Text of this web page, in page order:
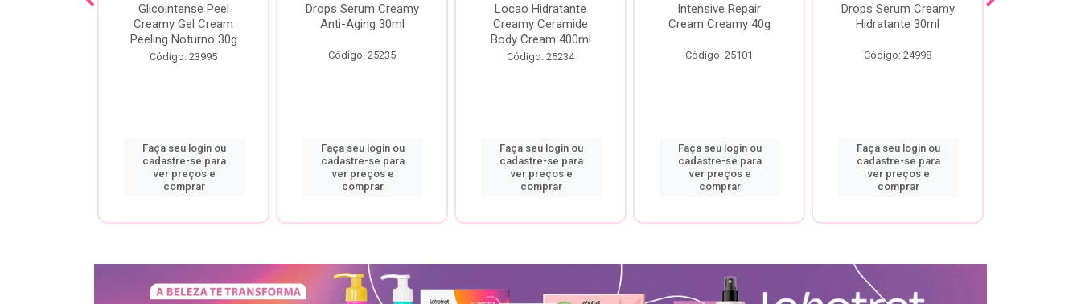
Glicointense Peel
Creamy Gel Cream
Peeling Noturno 30g
Código: 23995
Faça seu login ou
cadastre-se para
ver preços e
comprar
Drops Serum Creamy
Anti-Aging 30ml
Código: 25235
Faça seu login ou
cadastre-se para
ver preços e
comprar
Locao Hidratante
Creamy Ceramide
Body Cream 400ml
Código: 25234
Faça seu login ou
cadastre-se para
ver preços e
comprar
Intensive Repair
Cream Creamy 40g
Código: 25101
Faça seu login ou
cadastre-se para
ver preços e
comprar
Drops Serum Creamy
Hidratante 30ml
Código: 24998
Faça seu login ou
cadastre-se para
ver preços e
comprar